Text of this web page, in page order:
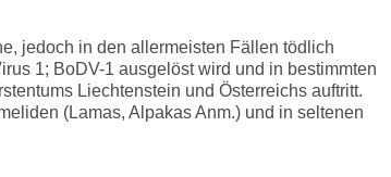
jedoch in den allermeisten Fällen tödlich
1; BoDV-1 ausgelöst wird und in bestimmten
Liechtenstein und Österreichs auftritt.
(Lamas, Alpakas Anm.) und in seltenen